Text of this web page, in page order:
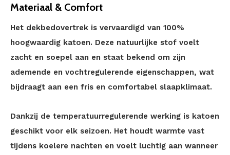
Materiaal & Comfort
Het dekbedovertrek is vervaardigd van 100%
hoogwaardig katoen. Deze natuurlijke stof voelt
zacht en soepel aan en staat bekend om zijn
ademende en vochtregulerende eigenschappen, wat
bijdraagt aan een fris en comfortabel slaapklimaat.
Dankzij de temperatuurregulerende werking is katoen
geschikt voor elk seizoen. Het houdt warmte vast
tijdens koelere nachten en voelt luchtig aan wanneer